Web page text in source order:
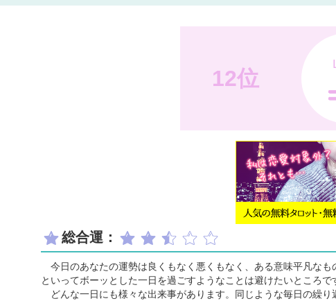
12位
総合運：
今日のあなたの運勢は良くもなく悪くもなく、ある意味平凡な
といってボーッとした一日を過ごすようなことは避けたいところで
どんな一日にも様々な出来事があります。同じような毎日の繰